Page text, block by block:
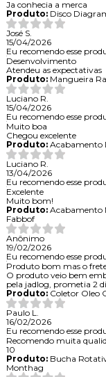
Ja conhecia a merca
Produto:Disco
José S.
15/04/2026
Eu recomendo esse
Desenvolvimento
Atendeu as expectativas
Produto:Mangueira
Luciano R.
15/04/2026
Eu recomendo esse
Muito boa
Chegou excelente
Produto:Acabamento
Luciano R.
13/04/2026
Eu recomendo esse
Excelente
Muito bom!
Produto:Acabamento
Fabbof
Anônimo
19/02/2026
Eu recomendo esse
Produto bom mas o
O produto veio bem
pela jadlog, prometia 2
Produto:Coletor Oleo
Paulo L.
16/02/2026
Eu recomendo esse
Recomendo muita
10
Produto:Bucha
Monthag